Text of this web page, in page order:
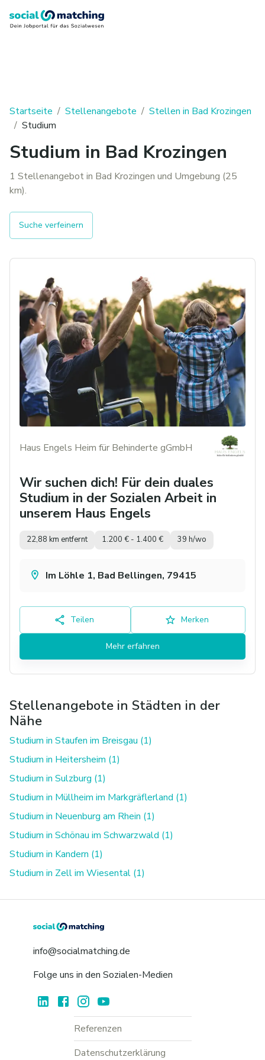
Startseite / Stellenangebote / Stellen in Bad Krozingen
/ Studium
Studium in Bad Krozingen
1 Stellenangebot in Bad Krozingen und Umgebung (25
km).
Suche verfeinern
Haus Engels Heim für Behinderte gGmbH
Wir suchen dich! Für dein duales
Studium in der Sozialen Arbeit in
unserem Haus Engels
22,88 km entfernt 1.200 € - 1.400 € 39 h/wo
Im Löhle 1, Bad Bellingen, 79415
Teilen Merken
Mehr erfahren
Stellenangebote in Städten in der
Nähe
Studium in Staufen im Breisgau (1)
Studium in Heitersheim (1)
Studium in Sulzburg (1)
Studium in Müllheim im Markgräflerland (1)
Studium in Neuenburg am Rhein (1)
Studium in Schönau im Schwarzwald (1)
Studium in Kandern (1)
Studium in Zell im Wiesental (1)
info@socialmatching.de
Folge uns in den Sozialen-Medien
Referenzen
Datenschutzerklärung